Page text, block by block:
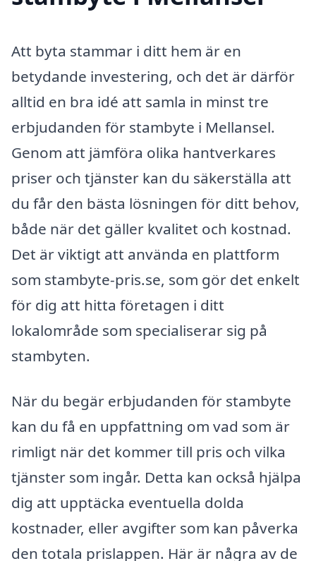
Att byta stammar i ditt hem är en
betydande investering, och det är därför
alltid en bra idé att samla in minst tre
erbjudanden för stambyte i Mellansel.
Genom att jämföra olika hantverkares
priser och tjänster kan du säkerställa att
du får den bästa lösningen för ditt behov,
både när det gäller kvalitet och kostnad.
Det är viktigt att använda en plattform
som stambyte-pris.se, som gör det enkelt
för dig att hitta företagen i ditt
lokalområde som specialiserar sig på
stambyten.
När du begär erbjudanden för stambyte
kan du få en uppfattning om vad som är
rimligt när det kommer till pris och vilka
tjänster som ingår. Detta kan också hjälpa
dig att upptäcka eventuella dolda
kostnader, eller avgifter som kan påverka
den totala prislappen. Här är några av de